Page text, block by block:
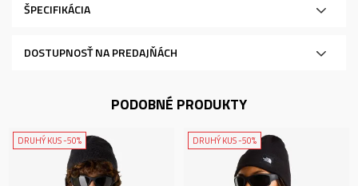
ŠPECIFIKÁCIA
DOSTUPNOSŤ NA PREDAJŇÁCH
PODOBNÉ PRODUKTY
DRUHÝ KUS -50% DRUHÝ KUS -50%